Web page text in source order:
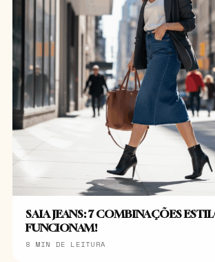
SAIA JEANS: 7 COMBINAÇÕES
FUNCIONAM!
8 MIN DE LEITURA